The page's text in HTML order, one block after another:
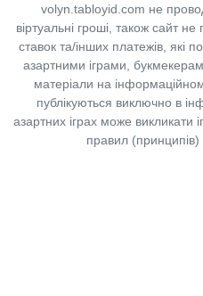
volyn.tabloyid.com не
віртуальні гроші, також сайт
ставок та/інших платежів, які
азартними іграми,
матеріали на
публікуються виключно в
азартних іграх може викликати
правил (принципів)